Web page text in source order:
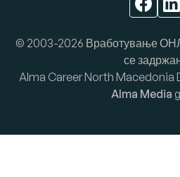
© 2003-2026 Вработување
се
Alma Career North Macedonia
Alma Media